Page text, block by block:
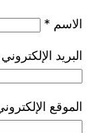
الاسم *
البريد الإلكتروني
الموقع